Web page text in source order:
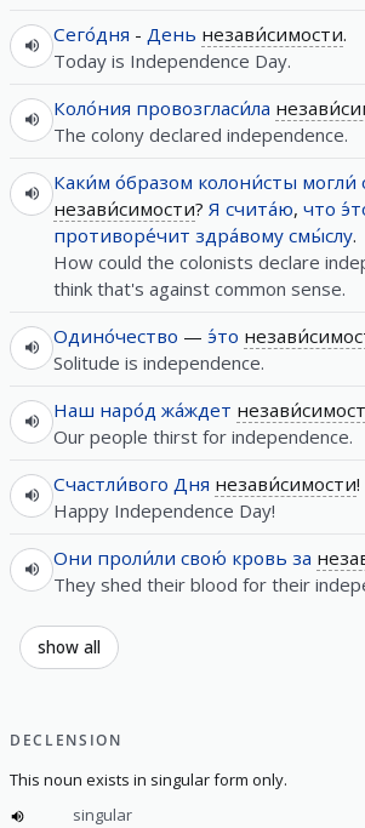
Сего́дня - День незави́симости.
Today is Independence Day.
Коло́ния провозгласи́ла
The colony declared independence.
Каки́м о́бразом колони́сты могли́
незави́симости? Я счита́ю, что
противоре́чит здра́вому смы́слу.
How could the colonists declare
think that's against common sense.
Одино́чество — э́то
Solitude is independence.
Наш наро́д жа́ждет
Our people thirst for independence.
Счастли́вого Дня незави́симости!
Happy Independence Day!
Они проли́ли свою́ кровь за
They shed their blood for their
show all
DECLENSION
This noun exists in singular form only.
singular